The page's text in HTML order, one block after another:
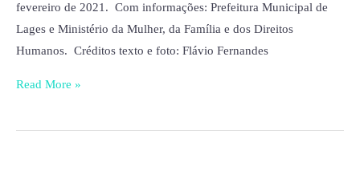
fevereiro de 2021. Com informações: Prefeitura Municipal de
Lages e Ministério da Mulher, da Família e dos Direitos
Humanos. Créditos texto e foto: Flávio Fernandes
Read More »